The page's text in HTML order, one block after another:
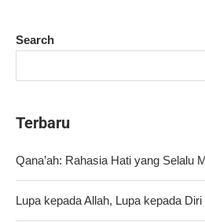
Search
Terbaru
Qana’ah: Rahasia Hati yang Selalu
Lupa kepada Allah, Lupa kepada Diri